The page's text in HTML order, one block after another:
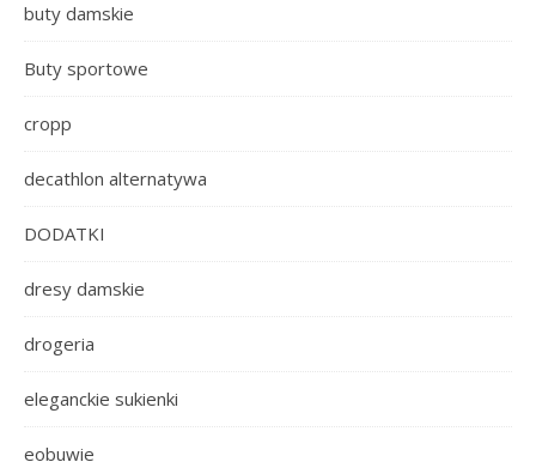
buty damskie
Buty sportowe
cropp
decathlon alternatywa
DODATKI
dresy damskie
drogeria
eleganckie sukienki
eobuwie